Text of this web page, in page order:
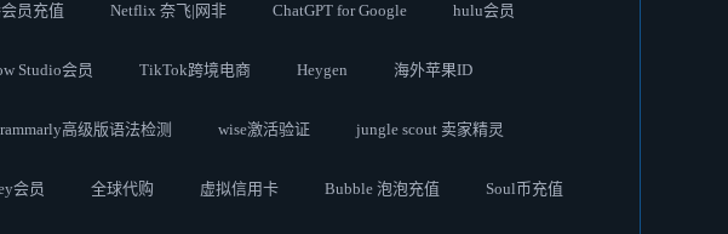
员充值 Netflix 奈飞|网非 ChatGPT for Google hulu会员
Studio会员 TikTok跨境电商 Heygen 海外苹果ID
高级版语法检测 wise激活验证 jungle scout 卖家精灵
会员 全球代购 虚拟信用卡 Bubble 泡泡充值 Soul币充值